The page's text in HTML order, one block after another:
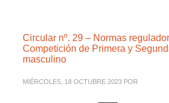
Circular nº. 29 – Normas
Competición de Primera y
masculino
MIÉRCOLES, 18 OCTUBRE 2023 POR